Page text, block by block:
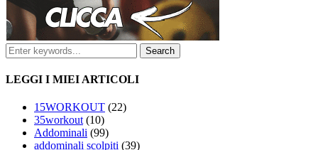
LEGGI I MIEI ARTICOLI
15WORKOUT (22)
35workout(10)
Addominali (99)
addominali scolpiti (39)